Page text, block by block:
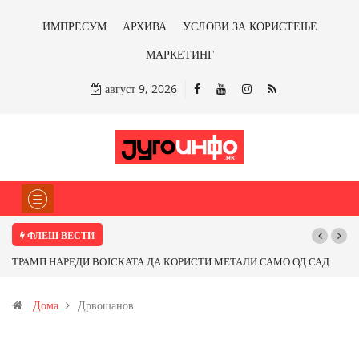
ИМПРЕСУМ АРХИВА
УСЛОВИ ЗА КОРИСТЕЊЕ
МАРКЕТИНГ
август 9, 2026
ФЛЕШ ВЕСТИ
ТРАМП НАРЕДИ ВОЈСКАТА ДА КОРИСТИ МЕТАЛИ САМО ОД САД
Иловица и со антимонот?
Дома Дрвошанов